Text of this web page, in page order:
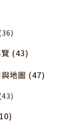
(43)
地圖 (47)